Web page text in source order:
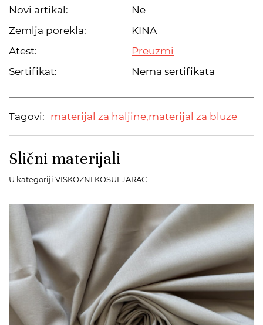
Novi artikal:
Ne
Zemlja porekla:
KINA
Atest:
Preuzmi
Sertifikat:
Nema sertifikata
Tagovi: materijal za haljine,materijal za bluze
Slični materijali
U kategoriji VISKOZNI KOSULJARAC